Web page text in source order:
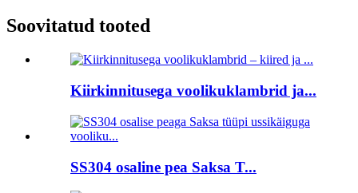
Soovitatud tooted
Kiirkinnitusega voolikuklambrid ja...
SS304 osaline pea Saksa T...